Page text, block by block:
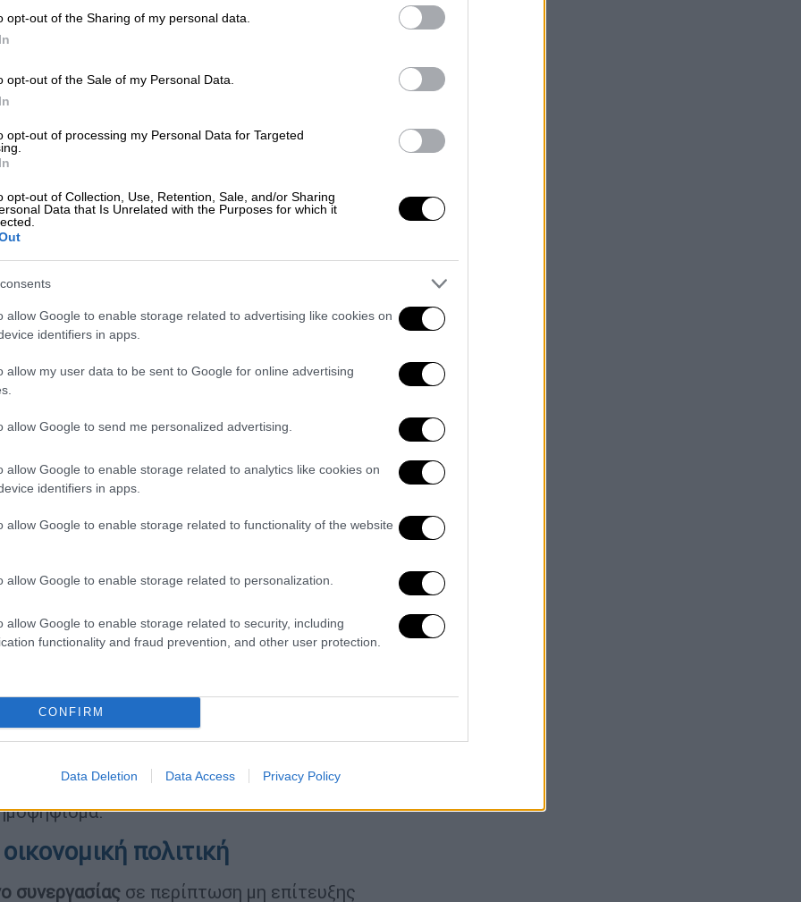
opt-out of the Sharing of my personal data.
opt-out of the Sale of my Personal Data.
opt-out of processing my Personal Data for Targeted
opt-out of Collection, Use, Retention, Sale, and/or Sharing
Data that Is Unrelated with the Purposes for which it
allow Google to enable storage related to advertising like cookies on
identifiers in apps.
allow my user data to be sent to Google for online advertising
allow Google to send me personalized advertising.
allow Google to enable storage related to analytics like cookies on
identifiers in apps.
allow Google to enable storage related to functionality of the website
allow Google to enable storage related to personalization.
allow Google to enable storage related to security, including
functionality and fraud prevention, and other user protection.
CONFIRM
Data Deletion Data Access Privacy Policy
εξωτερικού, κατάλαβα από τις
είναι ο κ. Τσίπρας».
video
κριτική του στον χαρακτήρα του
από τα αποσπάσματα του βιβλίου. Ο κ.
ως πολιτικός εκρίθη από τους πολίτες
ακόμα πιο αρνητικά, ως αρχηγός της
διαβάζουμε βλέπουμε και τον
ένας ηγέτης παραδέχεται λάθη, βγαίνει
που έχει ηγηθεί του τόπου, να
πως ήταν κακές επιλογές», δήλωσε
γιατί ο κόσμος να πιστέψει έναν
στη δεύτερή του εκδοχή θα κάνει
«δεν βλέπουμε καμία αυτοκριτική»
πολιτική
συνεργασίας σε περίπτωση μη επίτευξης